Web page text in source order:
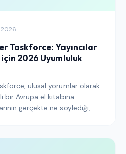
2026
Taskforce: Yayıncılar
2026 Uyumluluk
ulusal yorumlar olarak
bir Avrupa el kitabına
gerçekte ne söylediği,